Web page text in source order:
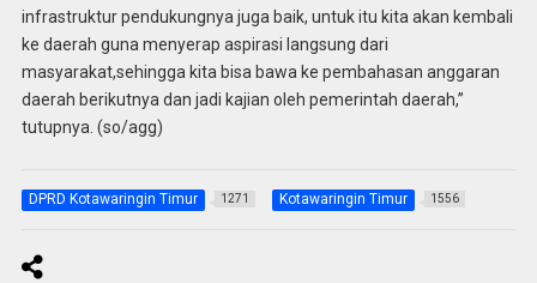
infrastruktur pendukungnya juga baik, untuk itu kita akan kembali
ke daerah guna menyerap aspirasi langsung dari
masyarakat,sehingga kita bisa bawa ke pembahasan anggaran
daerah berikutnya dan jadi kajian oleh pemerintah daerah,”
tutupnya. (so/agg)
DPRD Kotawaringin Timur 1271 Kotawaringin Timur 1556